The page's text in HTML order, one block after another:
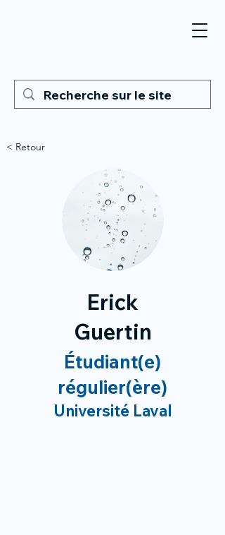
< Retour
Erick
Guertin
Étudiant(e)
régulier(ère)
Université Laval